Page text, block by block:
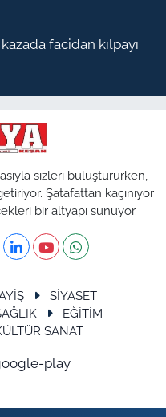
facidan kılpayı
sizleri buluştururken,
Şatafattan kaçınıyor
bir altyapı sunuyor.
SİYASET
EĞİTİM
SANAT